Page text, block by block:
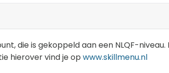
die is gekoppeld aan een NLQF-niveau.
hierover vind je op www.skillmenu.nl